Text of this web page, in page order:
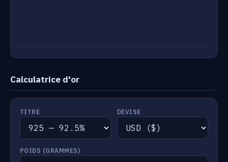
Calculatrice d'or
TITRE DEVISE
POIDS (GRAMMES)